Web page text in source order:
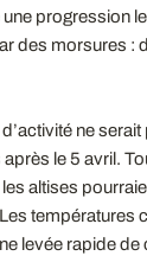
progression
des morsures :
ne
le 5 avril.
altises
températures
levée rapide